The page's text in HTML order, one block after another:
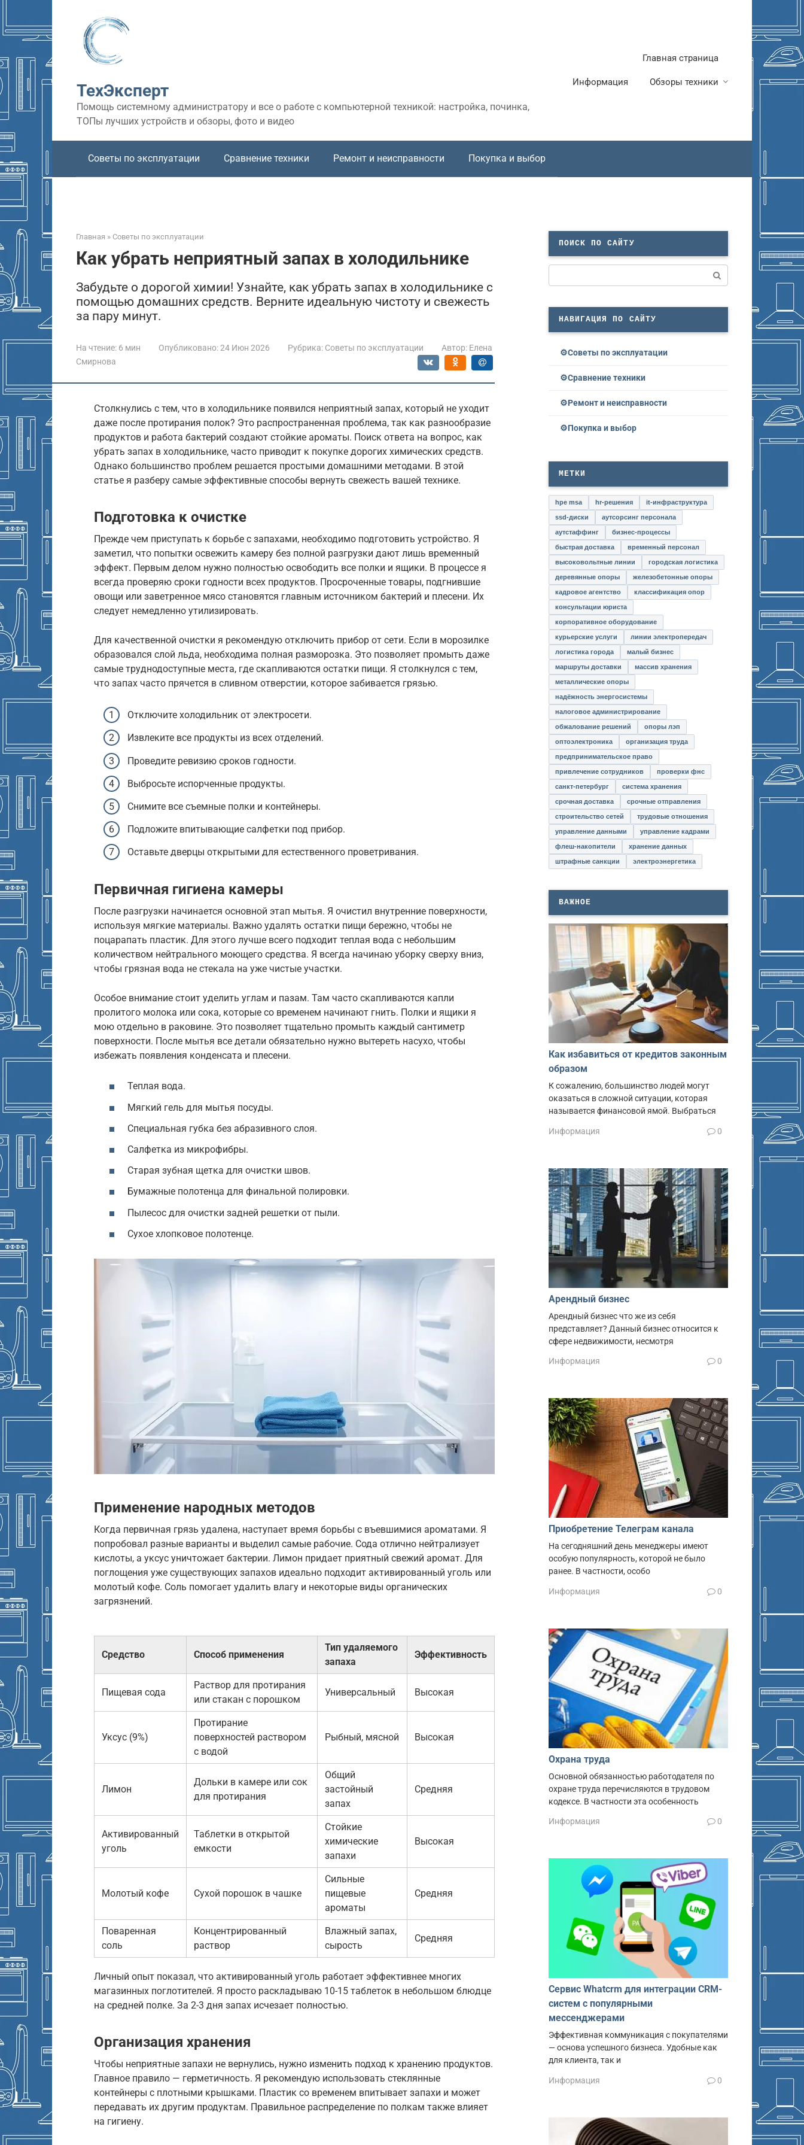
контенту
ТехЭксперт
Помощь системному администратору и все о работе с компьютерной техникой: настройка, починка,
ТОПы лучших устройств и обзоры, фото и видео
Главная страница
Информация Обзоры техники
Советы по эксплуатации Сравнение техники Ремонт и неисправности Покупка и выбор
Главная » Советы по эксплуатации
Как убрать неприятный запах в холодильнике
Забудьте о дорогой химии! Узнайте, как убрать запах в холодильнике с
помощью домашних средств. Верните идеальную чистоту и свежесть
за пару минут.
На чтение: 6 мин Опубликовано:24 Июн 2026 Рубрика: Советы по эксплуатации Автор: Елена
Смирнова
Столкнулись с тем, что в холодильнике появился неприятный запах, который не уходит
даже после протирания полок? Это распространенная проблема, так как разнообразие
продуктов и работа бактерий создают стойкие ароматы. Поиск ответа на вопрос, как
убрать запах в холодильнике, часто приводит к покупке дорогих химических средств.
Однако большинство проблем решается простыми домашними методами. В этой
статье я разберу самые эффективные способы вернуть свежесть вашей технике.
Подготовка к очистке
Прежде чем приступать к борьбе с запахами, необходимо подготовить устройство. Я
заметил, что попытки освежить камеру без полной разгрузки дают лишь временный
эффект. Первым делом нужно полностью освободить все полки и ящики. В процессе я
всегда проверяю сроки годности всех продуктов. Просроченные товары, подгнившие
овощи или заветренное мясо становятся главным источником бактерий и плесени. Их
следует немедленно утилизировать.
Для качественной очистки я рекомендую отключить прибор от сети. Если в морозилке
образовался слой льда, необходима полная разморозка. Это позволяет промыть даже
самые труднодоступные места, где скапливаются остатки пищи. Я столкнулся с тем,
что запах часто прячется в сливном отверстии, которое забивается грязью.
Отключите холодильник от электросети.
Извлеките все продукты из всех отделений.
Проведите ревизию сроков годности.
Выбросьте испорченные продукты.
Снимите все съемные полки и контейнеры.
Подложите впитывающие салфетки под прибор.
Оставьте дверцы открытыми для естественного проветривания.
Первичная гигиена камеры
После разгрузки начинается основной этап мытья. Я очистил внутренние поверхности,
используя мягкие материалы. Важно удалять остатки пищи бережно, чтобы не
поцарапать пластик. Для этого лучше всего подходит теплая вода с небольшим
количеством нейтрального моющего средства. Я всегда начинаю уборку сверху вниз,
чтобы грязная вода не стекала на уже чистые участки.
Особое внимание стоит уделить углам и пазам. Там часто скапливаются капли
пролитого молока или сока, которые со временем начинают гнить. Полки и ящики я
мою отдельно в раковине. Это позволяет тщательно промыть каждый сантиметр
поверхности. После мытья все детали обязательно нужно вытереть насухо, чтобы
избежать появления конденсата и плесени.
Теплая вода.
Мягкий гель для мытья посуды.
Специальная губка без абразивного слоя.
Салфетка из микрофибры.
Старая зубная щетка для очистки швов.
Бумажные полотенца для финальной полировки.
Пылесос для очистки задней решетки от пыли.
Сухое хлопковое полотенце.
Применение народных методов
Когда первичная грязь удалена, наступает время борьбы с въевшимися ароматами. Я
попробовал разные варианты и выделил самые рабочие. Сода отлично нейтрализует
кислоты, а уксус уничтожает бактерии. Лимон придает приятный свежий аромат. Для
поглощения уже существующих запахов идеально подходит активированный уголь или
молотый кофе. Соль помогает удалить влагу и некоторые виды органических
загрязнений.
Средство Способ применения
Тип удаляемого
запаха
Эффективность
Пищевая сода
Раствор для протирания
или стакан с порошком
Универсальный Высокая
Уксус (9%)
Протирание
поверхностей раствором
с водой
Рыбный, мясной Высокая
Лимон
Дольки в камере или сок
для протирания
Общий
застойный
запах
Средняя
Активированный
уголь
Таблетки в открытой
емкости
Стойкие
химические
запахи
Высокая
Молотый кофе Сухой порошок в чашке
Сильные
пищевые
ароматы
Средняя
Поваренная
соль
Концентрированный
раствор
Влажный запах,
сырость
Средняя
Личный опыт показал, что активированный уголь работает эффективнее многих
магазинных поглотителей. Я просто раскладываю 10-15 таблеток в небольшом блюдце
на средней полке. За 2-3 дня запах исчезает полностью.
Организация хранения
Чтобы неприятные запахи не вернулись, нужно изменить подход к хранению продуктов.
Главное правило — герметичность. Я рекомендую использовать стеклянные
контейнеры с плотными крышками. Пластик со временем впитывает запахи и может
передавать их другим продуктам. Правильное распределение по полкам также влияет
на гигиену.
ПОИСК ПО САЙТУ
НАВИГАЦИЯ ПО САЙТУ
Советы по эксплуатации
Сравнение техники
Ремонт и неисправности
Покупка и выбор
МЕТКИ
hpe msa hr-решения it-инфраструктура
ssd-диски аутсорсинг персонала
аутстаффинг бизнес-процессы
быстрая доставка временный персонал
высоковольтные линии городская логистика
деревянные опоры железобетонные опоры
кадровое агентство классификация опор
консультации юриста
корпоративное оборудование
курьерские услуги линии электропередач
логистика города малый бизнес
маршруты доставки массив хранения
металлические опоры
надёжность энергосистемы
налоговое администрирование
обжалование решений опоры лэп
оптоэлектроника организация труда
предпринимательское право
привлечение сотрудников проверки фнс
санкт-петербург система хранения
срочная доставка срочные отправления
строительство сетей трудовые отношения
управление данными управление кадрами
флеш-накопители хранение данных
штрафные санкции электроэнергетика
ВАЖНОЕ
Как избавиться от кредитов законным
образом
К сожалению, большинство людей могут
оказаться в сложной ситуации, которая
называется финансовой ямой. Выбраться
Информация 0
Арендный бизнес
Арендный бизнес что же из себя
представляет? Данный бизнес относится к
сфере недвижимости, несмотря
Информация 0
Приобретение Телеграм канала
На сегодняшний день менеджеры имеют
особую популярность, которой не было
ранее. В частности, особо
Информация 0
Охрана труда
Основной обязанностью работодателя по
охране труда перечисляются в трудовом
кодексе. В частности эта особенность
Информация 0
Сервис Whatcrm для интеграции CRM-
систем с популярными
мессенджерами
Эффективная коммуникация с покупателями
— основа успешного бизнеса. Удобные как
для клиента, так и
Информация 0